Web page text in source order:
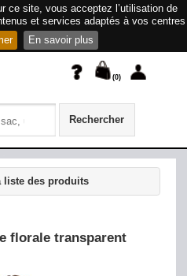
ce site, vous acceptez l’utilisation de
et services adaptés à vos centres
En savoir plus
(0)
Rechercher
liste des produits
florale transparent